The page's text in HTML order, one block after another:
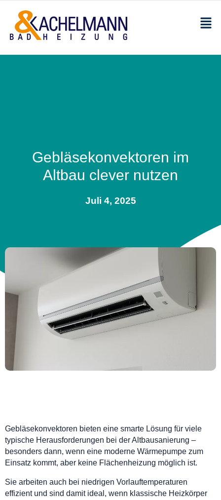
Gebläsekonvektoren im
Altbau clever nutzen
Juli 4, 2025
Gebläsekonvektoren bieten eine smarte Lösung für viele
typische Herausforderungen bei der Altbausanierung –
besonders dann, wenn eine moderne Wärmepumpe zum
Einsatz kommt, aber keine Flächenheizung möglich ist.
Sie arbeiten auch bei niedrigen Vorlauftemperaturen
effizient und sind damit ideal, wenn klassische Heizkörper